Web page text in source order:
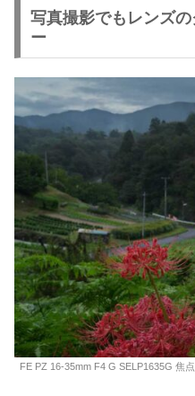
写真撮影でもレンズ
ー
FE PZ 16-35mm F4 G SELP1635G 焦